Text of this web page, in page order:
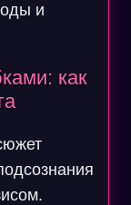
и
как